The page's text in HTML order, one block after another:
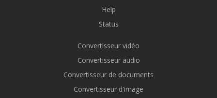
Help
Status
Convertisseur vidéo
Convertisseur audio
Convertisseur de documents
Convertisseur d'image